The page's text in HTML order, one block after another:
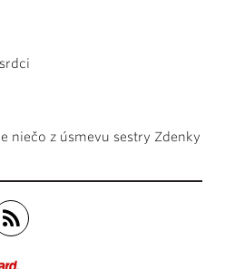
niečo z úsmevu sestry Zdenky